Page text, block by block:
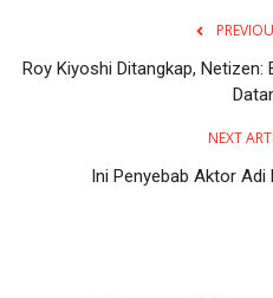
Roy Kiyoshi Ditangkap, Netizen:
NEXT
Ini Penyebab Aktor Adi